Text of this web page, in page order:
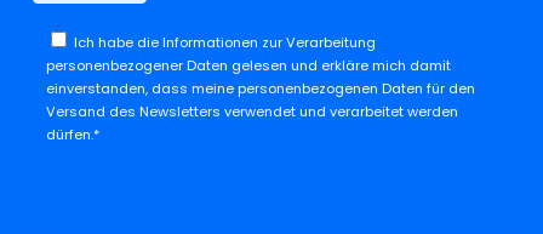
Ich habe dieInformationen zur Verarbeitung
personenbezogener Daten gelesen und erkläre mich damit
einverstanden, dass meine personenbezogenen Daten für den
Versand des Newsletters verwendet und verarbeitet werden
dürfen.*